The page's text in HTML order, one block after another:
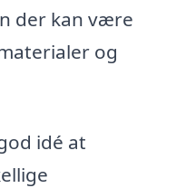
der kan være
og
idé at